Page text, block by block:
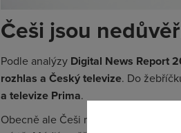
Češi jsou
Podle analýzy Digital News Report
rozhlas a Český televize. Do
a televize Prima.
Obecně ale Češi médiím moc